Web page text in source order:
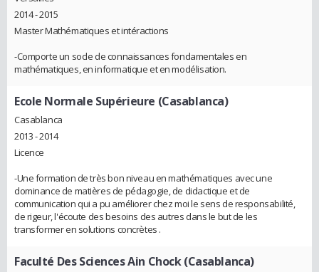
2014 - 2015
Master Mathématiques et intéractions
-Comporte un socle de connaissances fondamentales en
mathématiques, en informatique et en modélisation.
Ecole Normale Supérieure (Casablanca)
Casablanca
2013 - 2014
Licence
-Une formation de très bon niveau en mathématiques avec une
dominance de matières de pédagogie, de didactique et de
communication qui a pu améliorer chez moi le sens de responsabilité,
de rigeur, l'écoute des besoins des autres dans le but de les
transformer en solutions concrètes .
Faculté Des Sciences Ain Chock (Casablanca)